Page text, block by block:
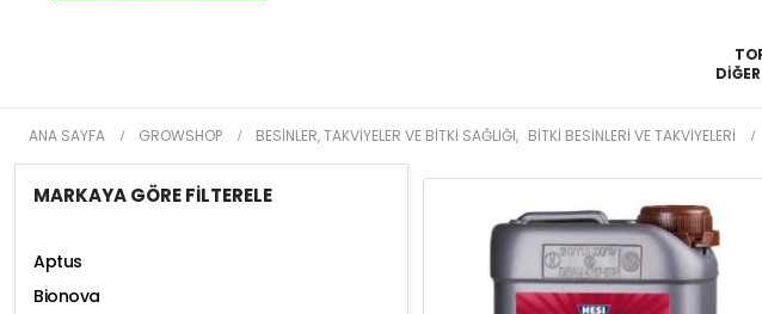
ANA SAYFA GROWSHOP BESINLER, TAKVIYELER VE BITKI SAĞLIĞI, BITKI BESINLERI VE TAKVIYELERI
MARKAYA GÖRE FİLTERELE
Aptus
Bionova